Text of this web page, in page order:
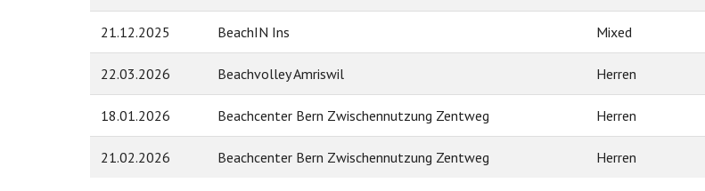
21.12.2025 BeachIN Ins Mixed
22.03.2026 Beachvolley Amriswil Herren
18.01.2026 Beachcenter Bern Zwischennutzung Zentweg Herren
21.02.2026 Beachcenter Bern Zwischennutzung Zentweg Herren